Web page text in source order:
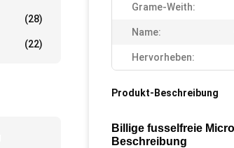
(28)
(22)
Grame-Weith:
Name:
Hervorheben:
Produkt-Beschreibung
Billige fusselfreie
Beschreibung